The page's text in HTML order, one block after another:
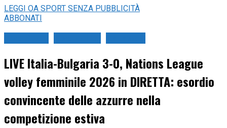
LEGGI OA SPORT SENZA PUBBLICITÀ
ABBONATI
LIVE Italia-Bulgaria 3-0, Nations League
volley femminile 2026 in DIRETTA: esordio
convincente delle azzurre nella
competizione estiva